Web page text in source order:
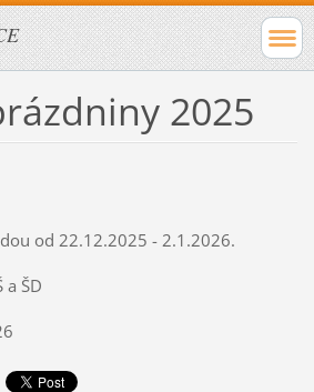
2025
od 22.12.2025 - 2.1.2026.
a ŠD